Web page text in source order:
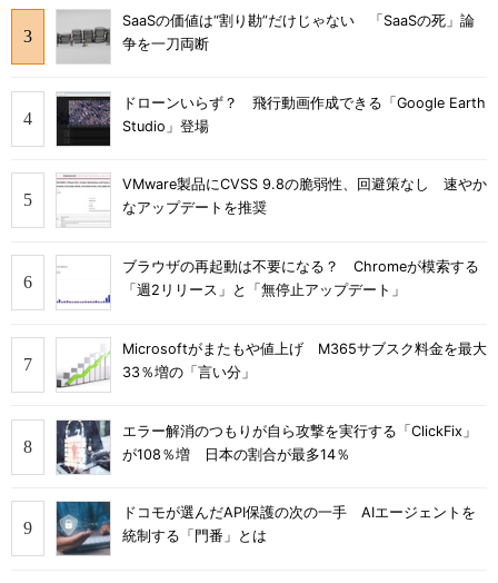
SaaSの価値は“割り勘”だけじゃない 「SaaSの死」論
争を一刀両断
ドローンいらず？ 飛行動画作成できる「Google Earth
Studio」登場
VMware製品にCVSS 9.8の脆弱性、回避策なし 速やか
なアップデートを推奨
ブラウザの再起動は不要になる？ Chromeが模索する
「週2リリース」と「無停止アップデート」
Microsoftがまたもや値上げ M365サブスク料金を最大
33％増の「言い分」
エラー解消のつもりが自ら攻撃を実行する「ClickFix」
が108％増 日本の割合が最多14％
ドコモが選んだAPI保護の次の一手 AIエージェントを
統制する「門番」とは